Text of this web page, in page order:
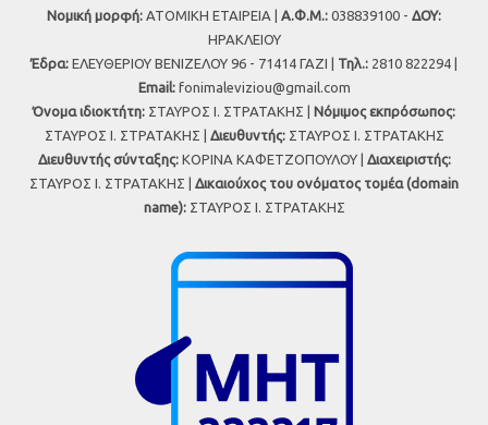
Νομική μορφή: ΑΤΟΜΙΚΗ ΕΤΑΙΡΕΙΑ | Α.Φ.Μ.: 038839100 - ΔΟΥ:
ΗΡΑΚΛΕΙΟΥ
Έδρα: ΕΛΕΥΘΕΡΙΟΥ ΒΕΝΙΖΕΛΟΥ 96 - 71414 ΓΑΖΙ | Τηλ.: 2810 822294 |
Εmail: fonimaleviziou@gmail.com
Όνομα ιδιοκτήτη: ΣΤΑΥΡΟΣ Ι. ΣΤΡΑΤΑΚΗΣ | Νόμιμος εκπρόσωπος:
ΣΤΑΥΡΟΣ Ι. ΣΤΡΑΤΑΚΗΣ | Διευθυντής:ΣΤΑΥΡΟΣ Ι. ΣΤΡΑΤΑΚΗΣ
Διευθυντής σύνταξης:ΚΟΡΙΝΑ ΚΑΦΕΤΖΟΠΟΥΛΟΥ | Διαχειριστής:
ΣΤΑΥΡΟΣ Ι. ΣΤΡΑΤΑΚΗΣ | Δικαιούχος του ονόματος τομέα (domain
name):ΣΤΑΥΡΟΣ Ι. ΣΤΡΑΤΑΚΗΣ